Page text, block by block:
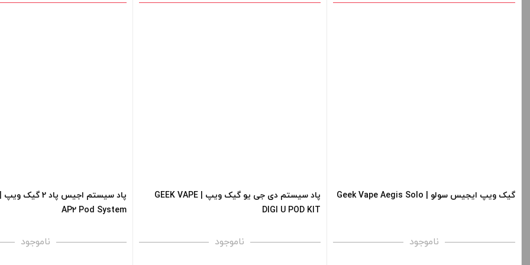
کپی کپی گیک ویپ ایجیس سولو | Geek Vape Aegis Solo
ناموجود
پاد سیستم دی جی یو گیک ویپ | GEEK VAPE
DIGI U POD KIT
ناموجود
AP2 Pod System
ناموجود